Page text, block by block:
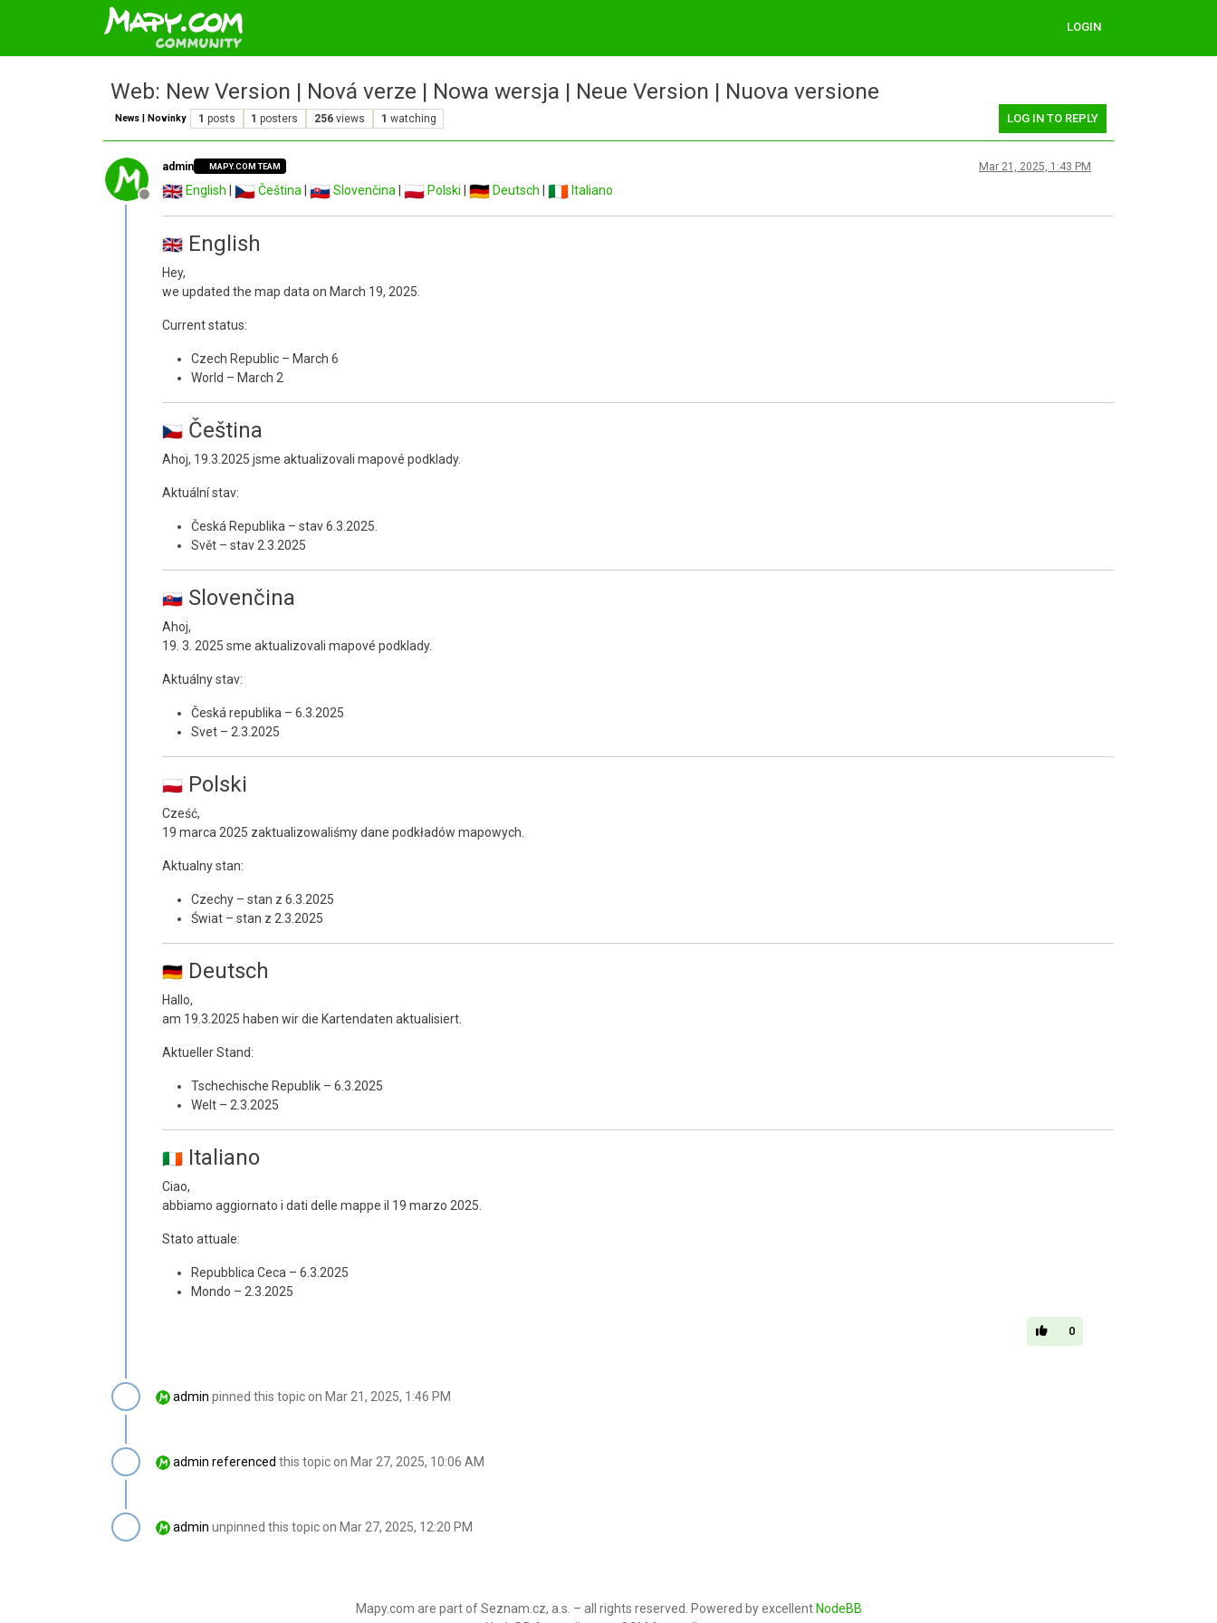
LOGIN
Web: New Version | Nová verze | Nowa wersja | Neue Version | Nuova versione
News | Novinky 1 posts 1 posters 256 views 1 watching LOG IN TO REPLY
Offline
admin MAPY.COM TEAM Mar 21, 2025, 1:43 PM
English Čeština Slovenčina Polski Deutsch Italiano
English
Hey,
we updated the map data on March 19, 2025.
Current status:
Czech Republic – March 6
World – March 2
Čeština
Ahoj, 19.3.2025 jsme aktualizovali mapové podklady.
Aktuální stav:
Česká Republika – stav 6.3.2025.
Svět – stav 2.3.2025
Slovenčina
Ahoj,
19. 3. 2025 sme aktualizovali mapové podklady.
Aktuálny stav:
Česká republika – 6.3.2025
Svet – 2.3.2025
Polski
Cześć,
19 marca 2025 zaktualizowaliśmy dane podkładów mapowych.
Aktualny stan:
Czechy – stan z 6.3.2025
Świat – stan z 2.3.2025
Deutsch
Hallo,
am 19.3.2025 haben wir die Kartendaten aktualisiert.
Aktueller Stand:
Tschechische Republik – 6.3.2025
Welt – 2.3.2025
Italiano
Ciao,
abbiamo aggiornato i dati delle mappe il 19 marzo 2025.
Stato attuale:
Repubblica Ceca – 6.3.2025
Mondo – 2.3.2025
0
admin pinned this topic on Mar 21, 2025, 1:46 PM
admin referenced this topic on Mar 27, 2025, 10:06 AM
admin unpinned this topic on Mar 27, 2025, 12:20 PM
Mapy.com are part of Seznam.cz, a.s. – all rights reserved. Powered by excellentNodeBB